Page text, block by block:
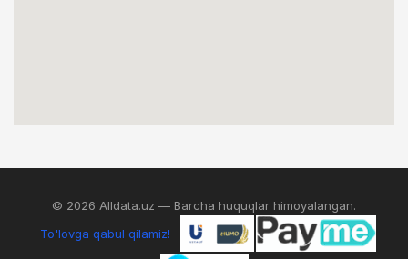
© 2026 Alldata.uz — Barcha huquqlar himoyalangan.
To'lovga qabul qilamiz!